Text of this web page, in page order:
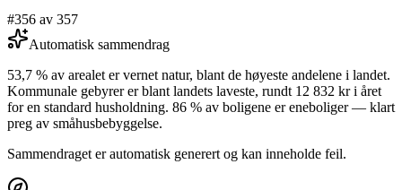
#356 av 357
Automatisk sammendrag
53,7 % av arealet er vernet natur, blant de høyeste andelene i landet.
Kommunale gebyrer er blant landets laveste, rundt 12 832 kr i året
for en standard husholdning. 86 % av boligene er eneboliger — klart
preg av småhusbebyggelse.
Sammendraget er automatisk generert og kan inneholde feil.